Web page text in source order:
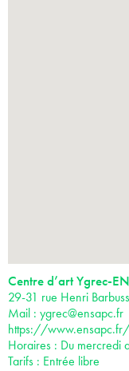
Centre d’art Ygrec-
29-31 rue Henri
Mail : ygrec@ensapc.fr
https://
Horaires : Du mercredi
Tarifs : Entrée libre